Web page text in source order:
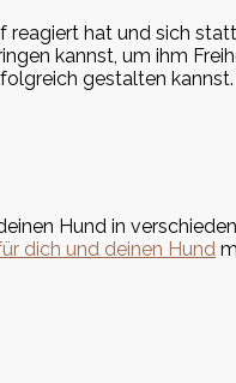
hat und sich
kannst, um ihm
gestalten kannst.
Hund in
dich und deinen Hund